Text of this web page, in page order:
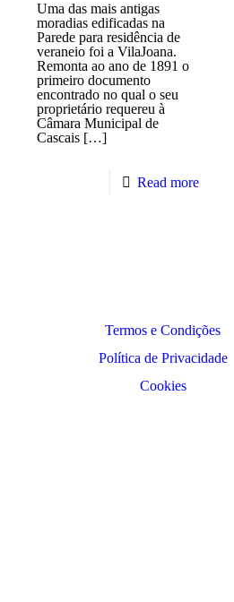
Uma das mais antigas
moradias edificadas na
Parede para residência de
veraneio foi a VilaJoana.
Remonta ao ano de 1891 o
primeiro documento
encontrado no qual o seu
proprietário requereu à
Câmara Municipal de
Cascais […]
Read more
Termos e Condições
Política de Privacidade
Cookies